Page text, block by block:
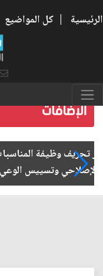
الرئيسية | كل المواضيع
زيارة
الفاعلة